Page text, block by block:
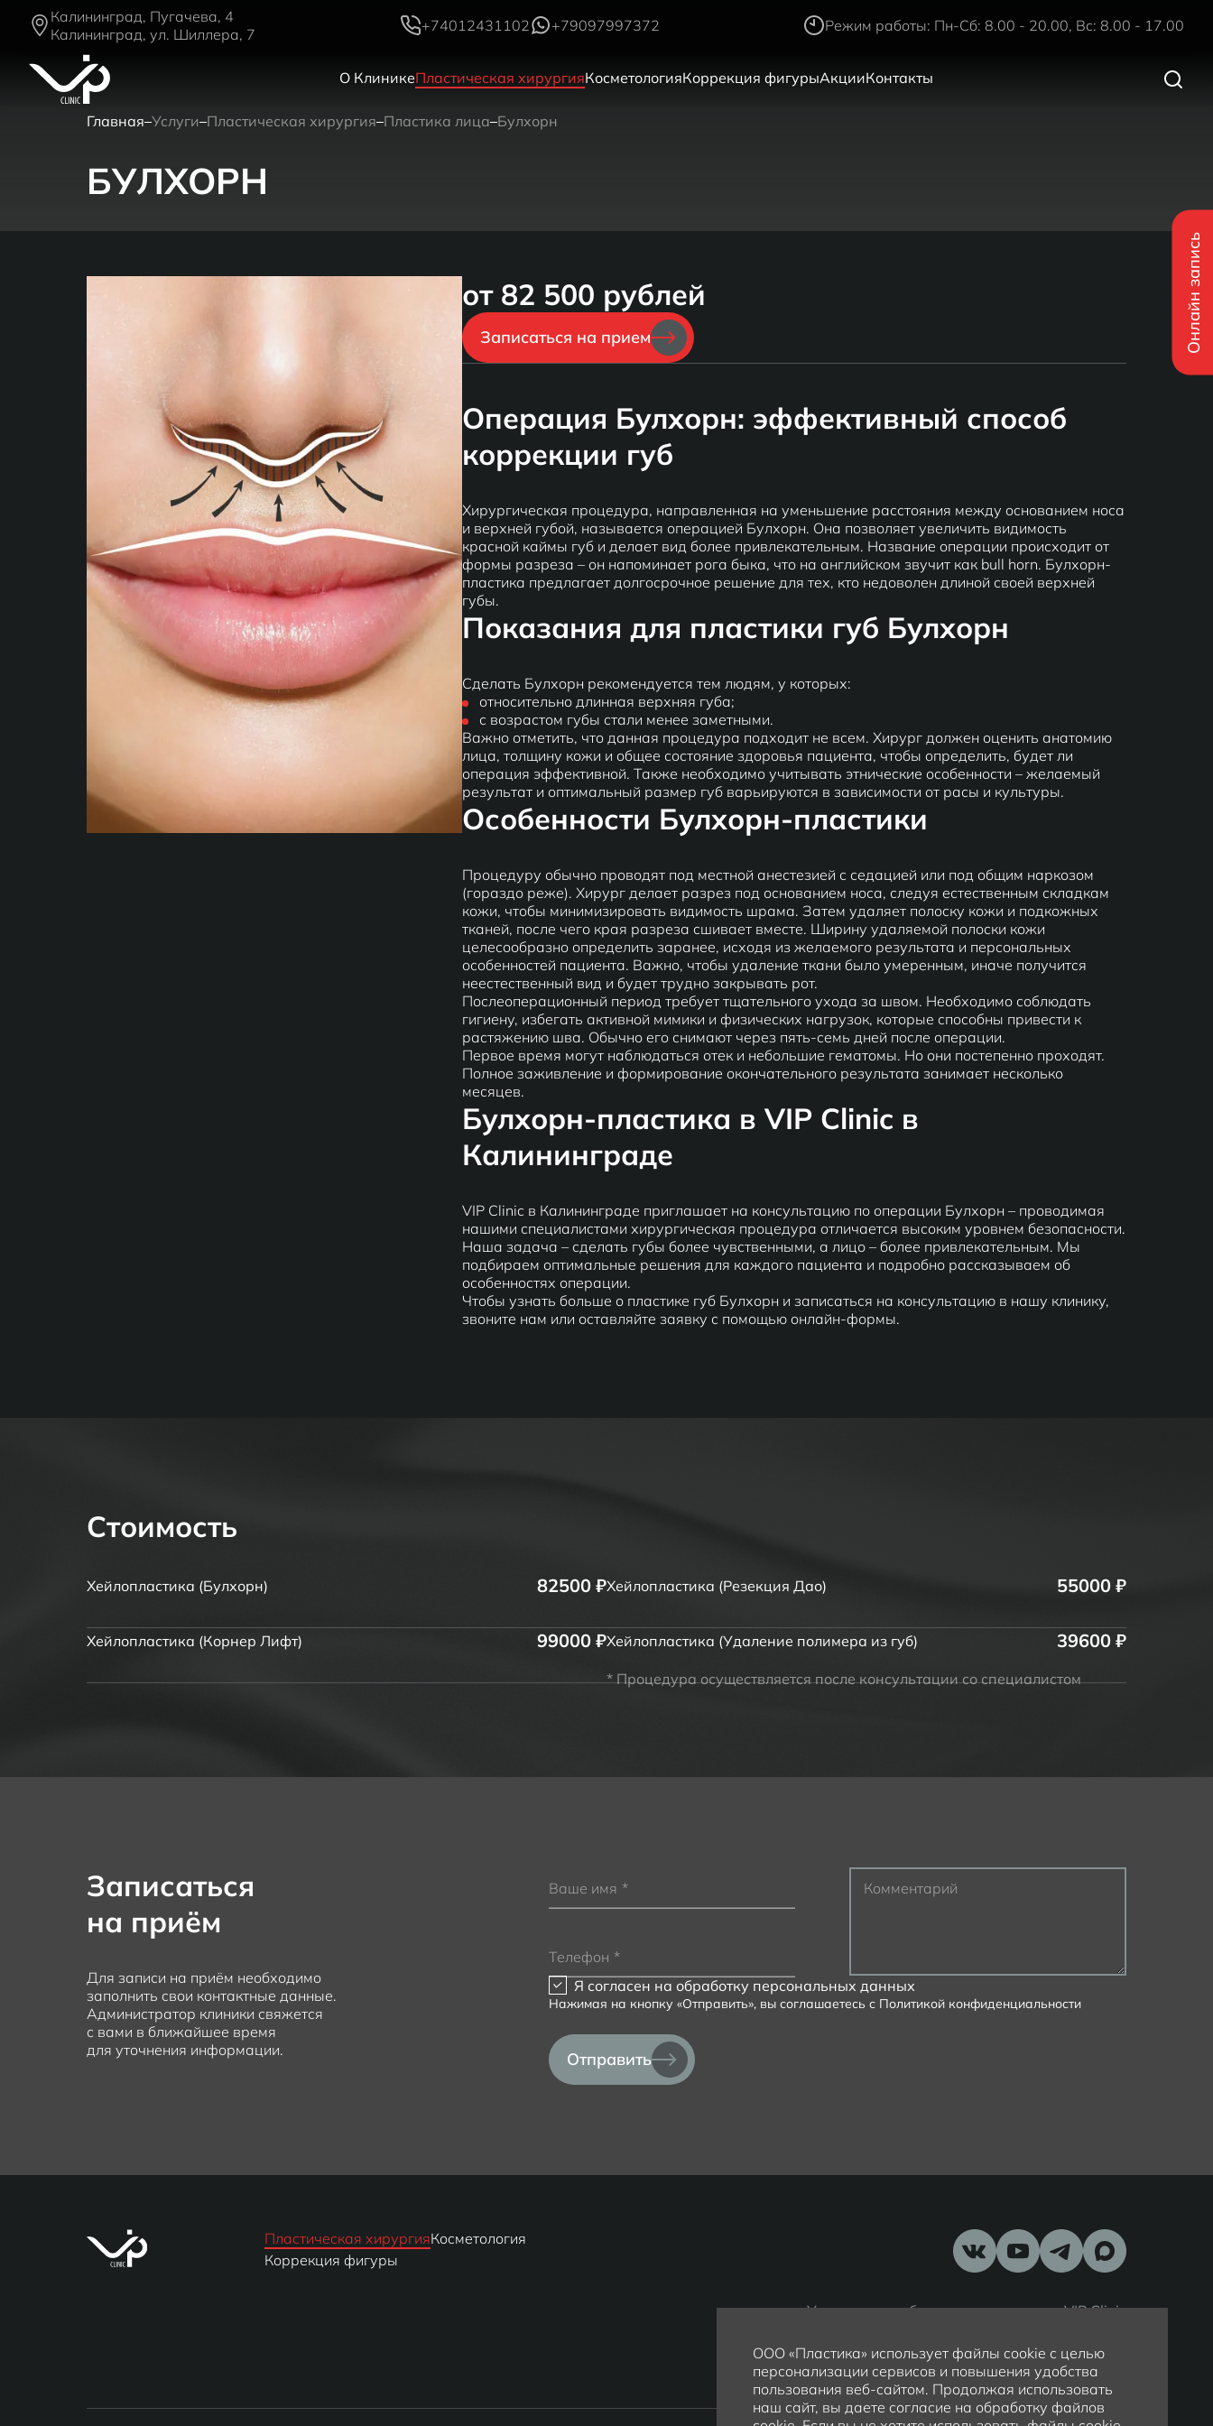
Калининград, Пугачева, 4
Калининград, ул. Шиллера, 7
+74012431102 +79097997372 Режим работы: Пн-Сб: 8.00 - 20.00, Вс: 8.00 - 17.00
О КлиникеПластическая хирургияКосметологияКоррекция фигурыАкцииКонтакты
Главная Услуги Пластическая хирургия Пластика лица Булхорн
БУЛХОРН
Онлайн запись
ООО «Пластика» использует файлы cookie с целью
персонализации сервисов и повышения удобства
пользования веб-сайтом. Продолжая использовать
наш сайт, вы даете согласие на обработку файлов
от 82 500 рублей
Записаться на прием
Операция Булхорн: эффективный способ
коррекции губ
Хирургическая процедура, направленная на уменьшение расстояния между основанием носа
и верхней губой, называется операцией Булхорн. Она позволяет увеличить видимость
красной каймы губ и делает вид более привлекательным. Название операции происходит от
формы разреза – он напоминает рога быка, что на английском звучит как bull horn. Булхорн-
пластика предлагает долгосрочное решение для тех, кто недоволен длиной своей верхней
губы.
Показания для пластики губ Булхорн
Сделать Булхорн рекомендуется тем людям, у которых:
относительно длинная верхняя губа;
с возрастом губы стали менее заметными.
Важно отметить, что данная процедура подходит не всем. Хирург должен оценить анатомию
лица, толщину кожи и общее состояние здоровья пациента, чтобы определить, будет ли
операция эффективной. Также необходимо учитывать этнические особенности – желаемый
результат и оптимальный размер губ варьируются в зависимости от расы и культуры.
Особенности Булхорн-пластики
Процедуру обычно проводят под местной анестезией с седацией или под общим наркозом
(гораздо реже). Хирург делает разрез под основанием носа, следуя естественным складкам
кожи, чтобы минимизировать видимость шрама. Затем удаляет полоску кожи и подкожных
тканей, после чего края разреза сшивает вместе. Ширину удаляемой полоски кожи
целесообразно определить заранее, исходя из желаемого результата и персональных
особенностей пациента. Важно, чтобы удаление ткани было умеренным, иначе получится
неестественный вид и будет трудно закрывать рот.
Послеоперационный период требует тщательного ухода за швом. Необходимо соблюдать
гигиену, избегать активной мимики и физических нагрузок, которые способны привести к
растяжению шва. Обычно его снимают через пять-семь дней после операции.
Первое время могут наблюдаться отек и небольшие гематомы. Но они постепенно проходят.
Полное заживление и формирование окончательного результата занимает несколько
месяцев.
Булхорн-пластика в VIP Clinic в
Калининграде
VIP Clinic в Калининграде приглашает на консультацию по операции Булхорн – проводимая
нашими специалистами хирургическая процедура отличается высоким уровнем безопасности.
Наша задача – сделать губы более чувственными, а лицо – более привлекательным. Мы
подбираем оптимальные решения для каждого пациента и подробно рассказываем об
особенностях операции.
Чтобы узнать больше о пластике губ Булхорн и записаться на консультацию в нашу клинику,
звоните нам или оставляйте заявку с помощью онлайн-формы.
Стоимость
Хейлопластика (Булхорн) 82500 ₽
Хейлопластика (Корнер Лифт) 99000 ₽
Хейлопластика (Резекция Дао) 55000 ₽
Хейлопластика (Удаление полимера из губ) 39600 ₽
* Процедура осуществляется после консультации со специалистом
Записаться
на приём
Для записи на приём необходимо
заполнить свои контактные данные.
Администратор клиники свяжется
с вами в ближайшее время
для уточнения информации.
Ваше имя *
Телефон *
Комментарий
Я согласен на обработку персональных данных
Нажимая на кнопку «Отправить», вы соглашаетесь с Политикой конфиденциальности
Отправить
Пластическая хирургияКосметология
Коррекция фигуры
Установить мобильное приложение VIP Clinic